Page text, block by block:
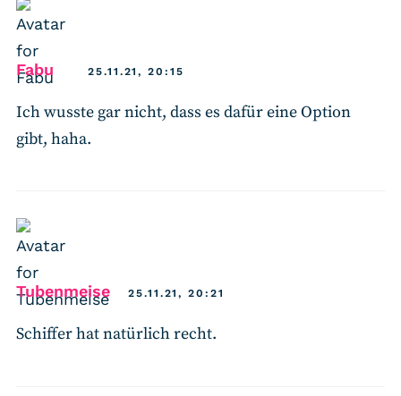
Fabu says:25.11.21, 20:15
Ich wusste gar nicht, dass es dafür eine Option
gibt, haha.
Tubenmeisesays:25.11.21, 20:21
Schiffer hat natürlich recht.